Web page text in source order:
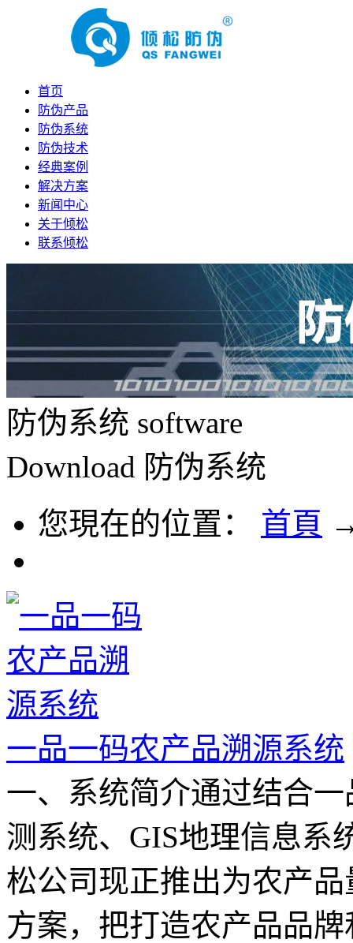
首页
防伪产品
防伪系统
防伪技术
经典案例
解决方案
新闻中心
关于倾松
联系倾松
防伪系统 software
Download 防伪系统
您現在的位置：
首頁
一品一码农产品溯源系统
一、系统简介通过结合
测系统、GIS地理信息系
松公司现正推出为农产
方案，把打造农产品品